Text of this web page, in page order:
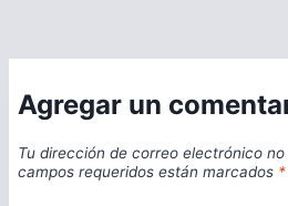
Agregar un
Tu dirección de correo electrónico
campos requeridos están marcados *